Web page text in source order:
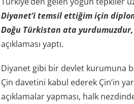
Diyanet’i temsil ettiğim için
Doğu Türkistan ata yurdumuzdur,
açıklaması yaptı.
Diyanet gibi bir devlet kurumuna
Çin davetini kabul ederek Çin’in
açıklamalar yapması, halk